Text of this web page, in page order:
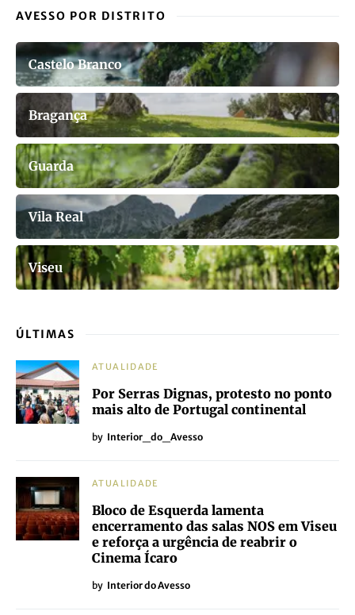
AVESSO POR DISTRITO
Castelo Branco
Bragança
Guarda
Vila Real
Viseu
ÚLTIMAS
ATUALIDADE
Por Serras Dignas, protesto no ponto
mais alto de Portugal continental
by Interior_do_Avesso
ATUALIDADE
Bloco de Esquerda lamenta
encerramento das salas NOS em Viseu
e reforça a urgência de reabrir o
Cinema Ícaro
by Interior do Avesso